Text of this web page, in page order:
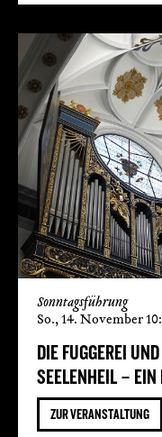
Sonntagsführung
DIE FUGGEREI
SEELENHEIL – EIN
So., 14. November
ZUR VERANSTALTUNG